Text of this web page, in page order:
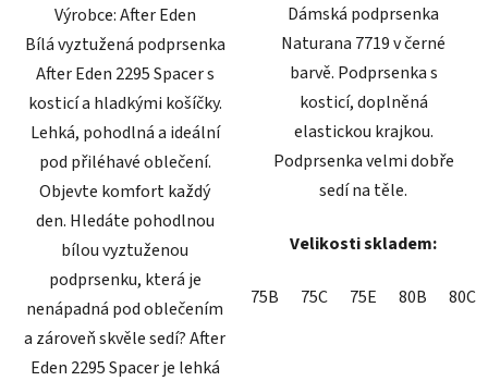
Výrobce: After Eden
Bílá vyztužená podprsenka
After Eden 2295 Spacer s
kosticí a hladkými košíčky.
Lehká, pohodlná a ideální
pod přiléhavé oblečení.
Objevte komfort každý
den. Hledáte pohodlnou
bílou vyztuženou
podprsenku, která je
nenápadná pod oblečením
a zároveň skvěle sedí? After
Eden 2295 Spacer je lehká
Dámská podprsenka
Naturana 7719 v černé
barvě. Podprsenka s
kosticí, doplněná
elastickou krajkou.
Podprsenka velmi dobře
sedí na těle.
Velikosti skladem:
75B 75C 75E 80B 80C